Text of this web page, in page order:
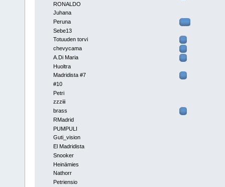
RONALDO
Juhana
Peruna
Sebe13
Totuuden torvi
chevycama
A.Di Maria
Huoltra
Madridista #7
#10
Petri
zzziii
brass
RMadrid
PUMPULI
Guti_vision
El Madridista
Snooker
Heinämies
Nathorr
Petriensio